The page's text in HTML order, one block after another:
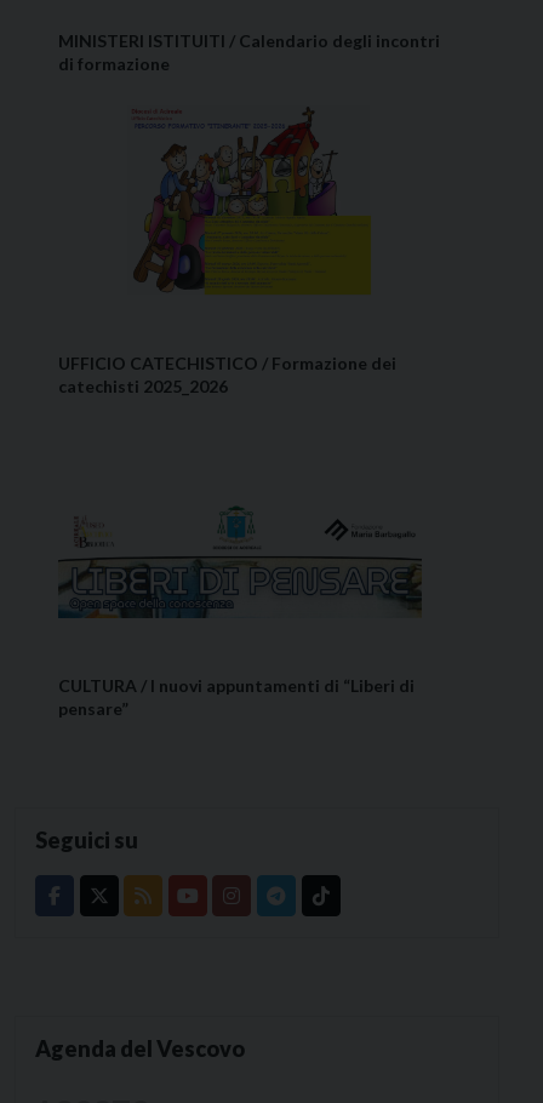
MINISTERI ISTITUITI / Calendario degli incontri
di formazione
UFFICIO CATECHISTICO / Formazione dei
catechisti 2025_2026
CULTURA / I nuovi appuntamenti di “Liberi di
pensare”
Seguici su
Agenda del Vescovo